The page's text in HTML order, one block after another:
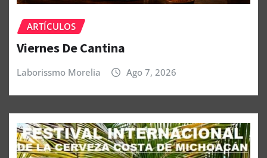
ARTÍCULOS
Viernes De Cantina
Laborissmo Morelia Ago 7, 2026